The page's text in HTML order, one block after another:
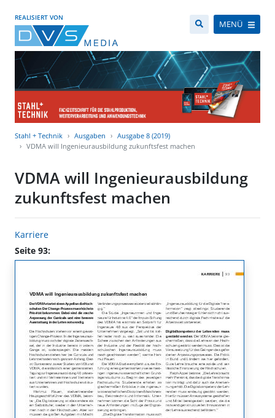
REALISIERT VON
MENÜ
Stahl + Technik Ausgaben
Ausgabe 8 (2019)
VDMA will Ingenieurausbildung zukunftsfest machen
VDMA will Ingenieurausbildung
zukunftsfest machen
Karriere
Seite 93: